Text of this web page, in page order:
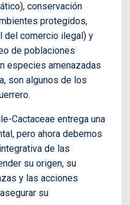
conservación
protegidos,
del comercio ilegal) y
de poblaciones
especies amenazadas
son algunos de los
Cactaceae entrega una
pero ahora debemos
de las
su origen, su
y las acciones
su